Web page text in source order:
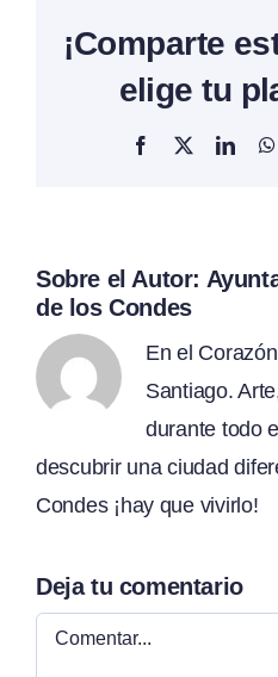
¡Comparte
elige tu
Facebook
X
Sobre el Autor:
de los Condes
En el
Santiago.
durante todo
descubrir una ciudad
Condes ¡hay que vivirlo!
Deja tu comentario
Comentar